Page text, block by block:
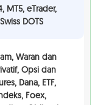
MT5, eTrader,
Swiss DOTS
Waran dan
Opsi dan
Dana, ETF,
Foex,